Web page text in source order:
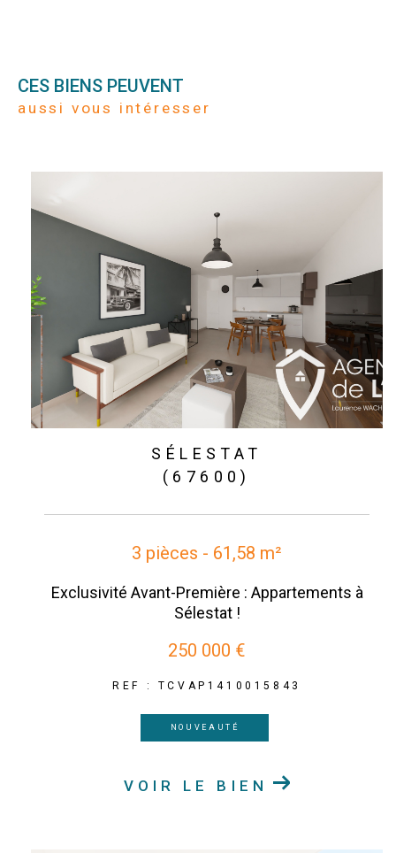
CES BIENS PEUVENT
aussi vous intéresser
SÉLESTAT
(67600)
3 pièces - 61,58 m²
Exclusivité Avant-Première : Appartements à
Sélestat !
250 000 €
REF : TCVAP1410015843
NOUVEAUTÉ
VOIR LE BIEN